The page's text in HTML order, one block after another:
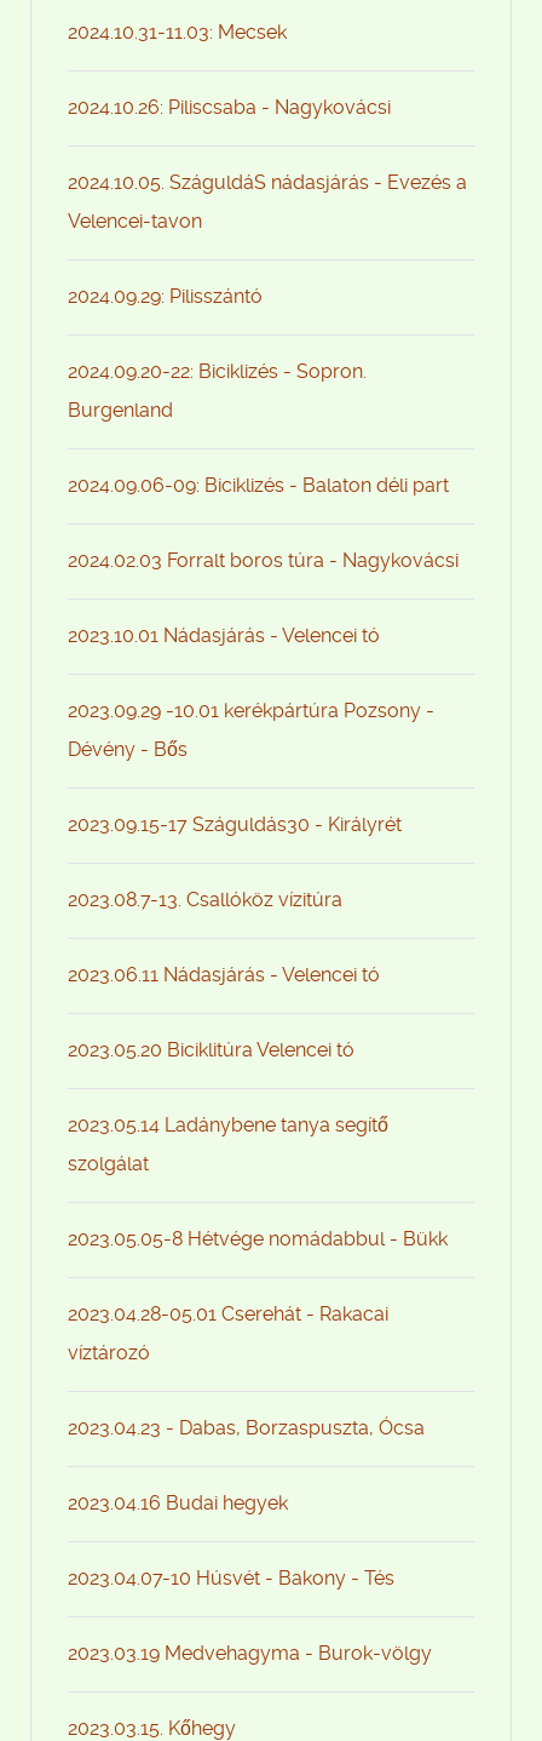
2024.10.31-11.03: Mecsek
2024.10.26: Piliscsaba - Nagykovácsi
2024.10.05. SzáguldáS nádasjárás - Evezés a
Velencei-tavon
2024.09.29: Pilisszántó
2024.09.20-22: Biciklizés - Sopron.
Burgenland
2024.09.06-09: Biciklizés - Balaton déli part
2024.02.03 Forralt boros túra - Nagykovácsi
2023.10.01 Nádasjárás - Velencei tó
2023.09.29 -10.01 kerékpártúra Pozsony -
Dévény - Bős
2023.09.15-17 Száguldás30 - Királyrét
2023.08.7-13. Csallóköz vízitúra
2023.06.11 Nádasjárás - Velencei tó
2023.05.20 Biciklitúra Velencei tó
2023.05.14 Ladánybene tanya segítő
szolgálat
2023.05.05-8 Hétvége nomádabbul - Bükk
2023.04.28-05.01 Cserehát - Rakacai
víztározó
2023.04.23 - Dabas, Borzaspuszta, Ócsa
2023.04.16 Budai hegyek
2023.04.07-10 Húsvét - Bakony - Tés
2023.03.19 Medvehagyma - Burok-völgy
2023.03.15. Kőhegy